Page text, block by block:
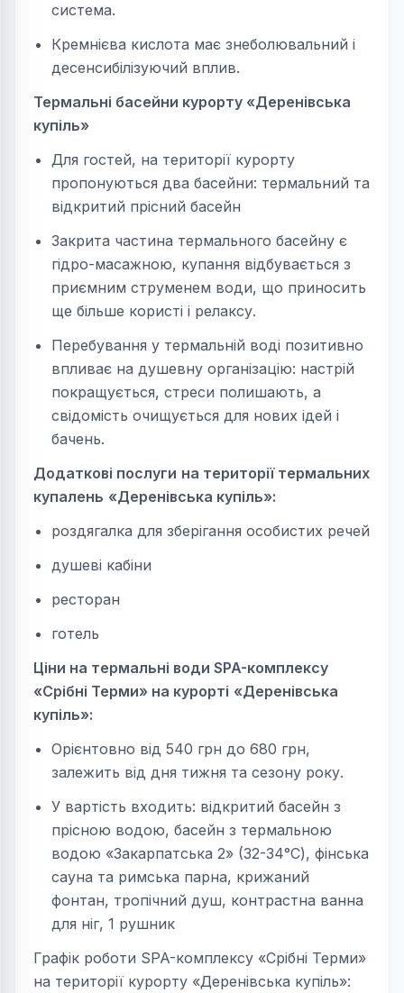
система.
Кремнієва кислота має знеболювальний і
десенсибілізуючий вплив.
Термальні басейни курорту «Деренівська
купіль»
Для гостей, на території курорту
пропонуються два басейни: термальний та
відкритий прісний басейн
Закрита частина термального басейну є
гідро-масажною, купання відбувається з
приємним струменем води, що приносить
ще більше користі і релаксу.
Перебування у термальній воді позитивно
впливає на душевну організацію: настрій
покращується, стреси полишають, а
свідомість очищується для нових ідей і
бачень.
Додаткові послуги на території термальних
купалень «Деренівська купіль»:
роздягалка для зберігання особистих речей
душеві кабіни
ресторан
готель
Ціни на термальні води SPA-комплексу
«Срібні Терми» на курорті «Деренівська
купіль»:
Орієнтовно від 540 грн до 680 грн,
залежить від дня тижня та сезону року.
У вартість входить: відкритий басейн з
прісною водою, басейн з термальною
водою «Закарпатська 2» (32-34°С), фінська
сауна та римська парна, крижаний
фонтан, тропічний душ, контрастна ванна
для ніг, 1 рушник
Графік роботи SPA-комплексу «Срібні Терми»
на території курорту «Деренівська купіль»: